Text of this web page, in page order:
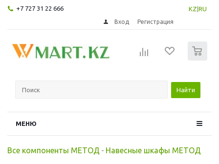
+7 727 31 22 666 KZ RU
Вход Регистрация
Найти
МЕНЮ
Все компоненты МЕТОД - Навесные шкафы МЕТОД